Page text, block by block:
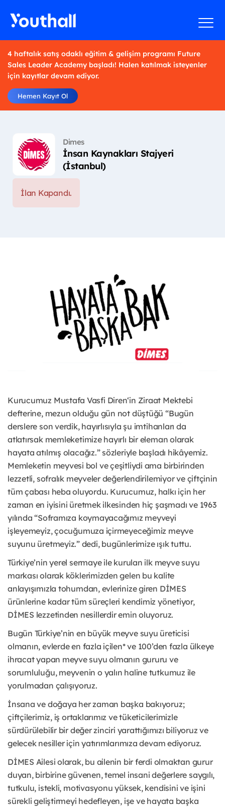
4 haftalık satış odaklı eğitim & gelişim programı Future
Sales Leader Academy başladı! Halen katılmak isteyenler
için kayıtlar devam ediyor.
Hemen Kayıt Ol
Dimes
İnsan Kaynakları Stajyeri
(İstanbul)
İlan Kapandı.
Kurucumuz Mustafa Vasfi Diren‘in Ziraat Mektebi
defterine, mezun olduğu gün not düştüğü “Bugün
derslere son verdik, hayırlısıyla şu imtihanları da
atlatırsak memleketimize hayırlı bir eleman olarak
hayata atılmış olacağız.” sözleriyle başladı hikâyemiz.
Memleketin meyvesi bol ve çeşitliydi ama birbirinden
lezzetli, sofralık meyveler değerlendirilemiyor ve çiftçinin
tüm çabası heba oluyordu. Kurucumuz, halkı için her
zaman en iyisini üretmek ilkesinden hiç şaşmadı ve 1963
yılında “Soframıza koymayacağımız meyveyi
işleyemeyiz, çocuğumuza içirmeyeceğimiz meyve
suyunu üretmeyiz.” dedi, bugünlerimize ışık tuttu.
Türkiye’nin yerel sermaye ile kurulan ilk meyve suyu
markası olarak köklerimizden gelen bu kalite
anlayışımızla tohumdan, evlerinize giren DİMES
ürünlerine kadar tüm süreçleri kendimiz yönetiyor,
DİMES lezzetinden nesillerdir emin oluyoruz.
Bugün Türkiye’nin en büyük meyve suyu üreticisi
olmanın, evlerde en fazla içilen* ve 100’den fazla ülkeye
ihracat yapan meyve suyu olmanın gururu ve
sorumluluğu, meyvenin o yalın haline tutkumuz ile
yorulmadan çalışıyoruz.
İnsana ve doğaya her zaman başka bakıyoruz;
çiftçilerimiz, iş ortaklarımız ve tüketicilerimizle
sürdürülebilir bir değer zinciri yarattığımızı biliyoruz ve
gelecek nesiller için yatırımlarımıza devam ediyoruz.
DİMES Ailesi olarak, bu ailenin bir ferdi olmaktan gurur
duyan, birbirine güvenen, temel insani değerlere saygılı,
tutkulu, istekli, motivasyonu yüksek, kendisini ve işini
sürekli geliştirmeyi hedefleyen, işe ve hayata başka